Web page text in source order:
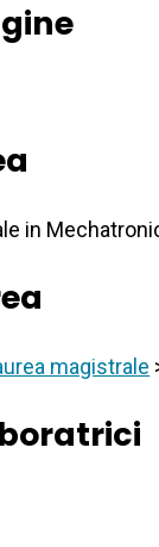
in
magistrale